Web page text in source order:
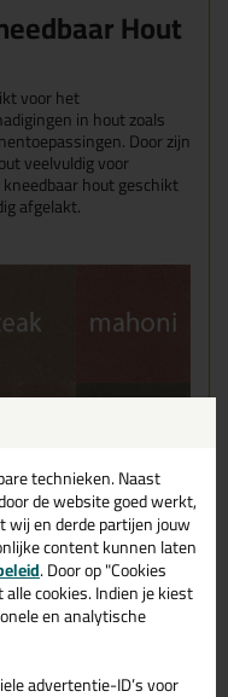
Hout
voor het
in hout zoals
Door zijn
veelvuldig voor
hout geschikt
afgelakt.
,250mlen750ml.
niet alle kleuren als
technieken. Naast
de website goed werkt,
wij en derde partijen jouw
content kunnen laten
. Door op "Cookies
cookies. Indien je kiest
en analytische
advertentie-ID’s voor